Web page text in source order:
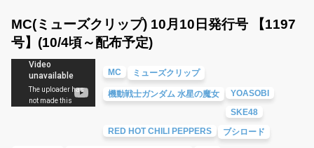
MC(ミューズクリップ) 10月10日発行号 【1197
号】(10/4頃～配布予定)
MC ミューズクリップ
機動戦士ガンダム 水星の魔女
YOASOBI
SKE48
RED HOT CHILI PEPPERS
ブシロード